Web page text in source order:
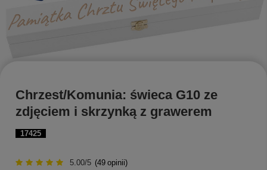
17425
Chrzest/Komunia: świeca G10 ze
zdjęciem i skrzynką z grawerem
5.00/5 (49 opinii)